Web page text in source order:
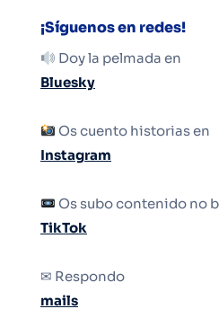
¡Síguenos en redes!
Doy la pelmada en
Bluesky
Os cuento historias en
Instagram
Os subo contenido no
TikTok
✉ Respondo
mails